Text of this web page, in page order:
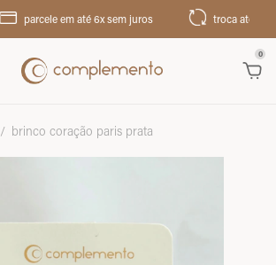
parcele em até 6x sem juros troca até 30 dias
0
/ brinco coração paris prata